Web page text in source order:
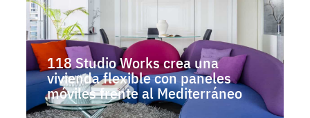
118 Studio Works crea una
vivienda flexible con paneles
móviles frente al Mediterráneo